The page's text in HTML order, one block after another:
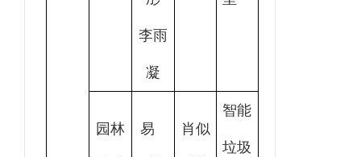
李雨
凝
园林 易 肖似
智能
垃圾